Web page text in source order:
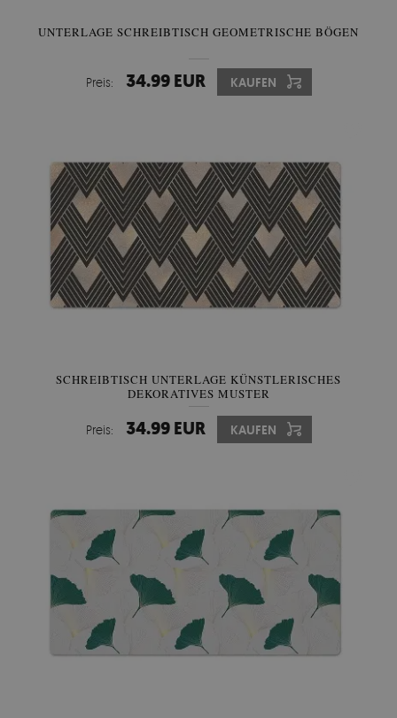
UNTERLAGE SCHREIBTISCH GEOMETRISCHE BÖGEN
Preis: 34.99 EUR KAUFEN
SCHREIBTISCH UNTERLAGE KÜNSTLERISCHES
DEKORATIVES MUSTER
Preis: 34.99 EUR KAUFEN